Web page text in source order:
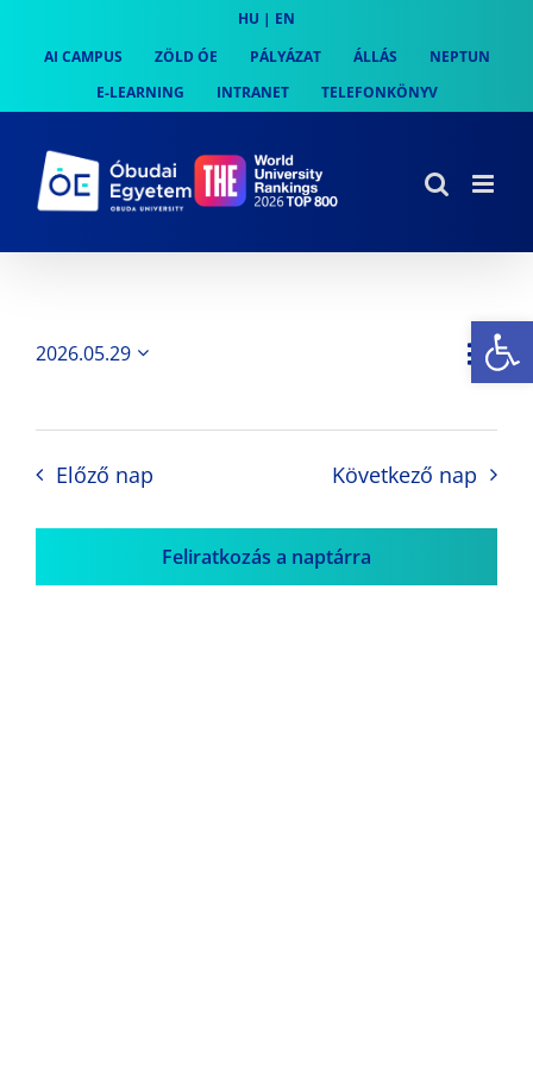
content
HU | EN
AI CAMPUS
ZÖLD ÓE PÁLYÁZAT ÁLLÁS
NEPTUN
E-LEARNING
INTRANET TELEFONKÖNYV
Nap
2026.05.29
Előző nap Következő nap
Feliratkozás a naptárra